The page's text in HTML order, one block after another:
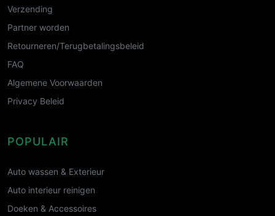
Verzending
Partner worden
Retourneren/Terugbetalingsbeleid
FAQ
Algemene Voorwaarden
Privacy Beleid
POPULAIR
Auto wassen & Exterieur
Auto interieur reinigen
Doeken & Accessoires